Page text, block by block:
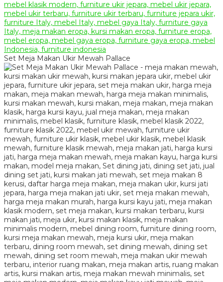
Set Meja Makan Ukir Mewah Pallace